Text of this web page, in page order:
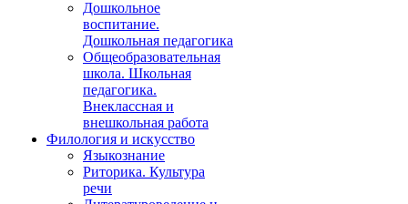
Дошкольное
воспитание.
Дошкольная педагогика
Общеобразовательная
школа. Школьная
педагогика.
Внеклассная и
внешкольная работа
Филология и искусство
Языкознание
Риторика. Культура
речи